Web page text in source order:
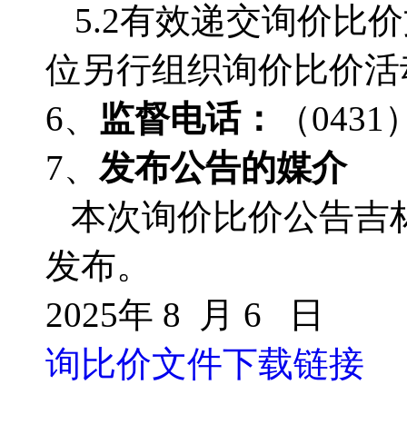
5.2有效递交询价比
位另行组织询价比价
6、 监督电话： （0431
7、 发布公告的媒介
本次询价比价公告吉
发布。
2025年 8 月 6 日
询比价文件下载链接